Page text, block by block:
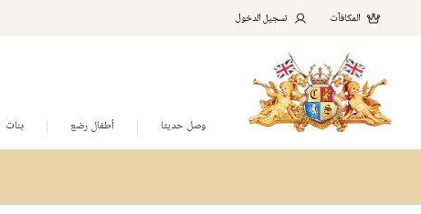
المكافآت تسجيل الدخول
وصل حديثا أطفال رضع بنات